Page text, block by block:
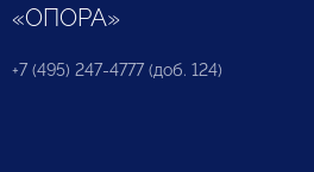
«ОПОРА»
+7 (495) 247-4777 (доб. 124)